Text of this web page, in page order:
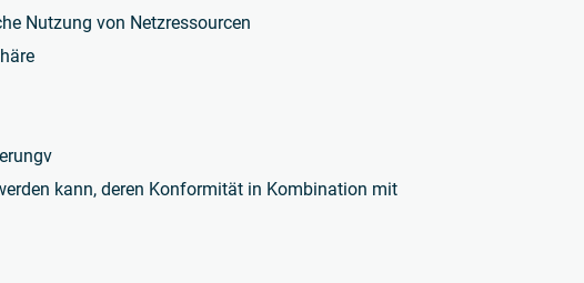
Nutzung von Netzressourcen
kann, deren Konformität in Kombination mit